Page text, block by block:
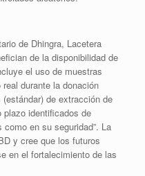
de Dhingra, Lacetera
de la disponibilidad de
el uso de muestras
durante la donación
de extracción de
identificados de
en su seguridad”. La
y cree que los futuros
en el fortalecimiento de las